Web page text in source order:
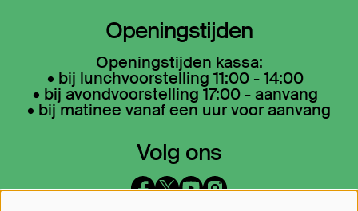
Openingstijden
Openingstijden kassa:
• bij lunchvoorstelling 11:00 - 14:00
• bij avondvoorstelling 17:00 - aanvang
• bij matinee vanaf een uur voor aanvang
Volg ons